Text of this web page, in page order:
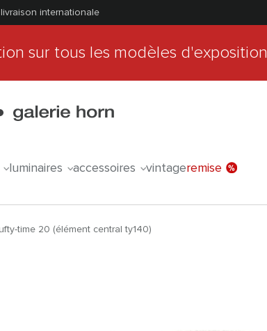
livraison internationale
sur tous les modèles d'exposition
luminaires accessoires vintageremise
time 20 (élément central ty140)